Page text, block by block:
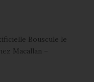
Bouscule le
Macallan –